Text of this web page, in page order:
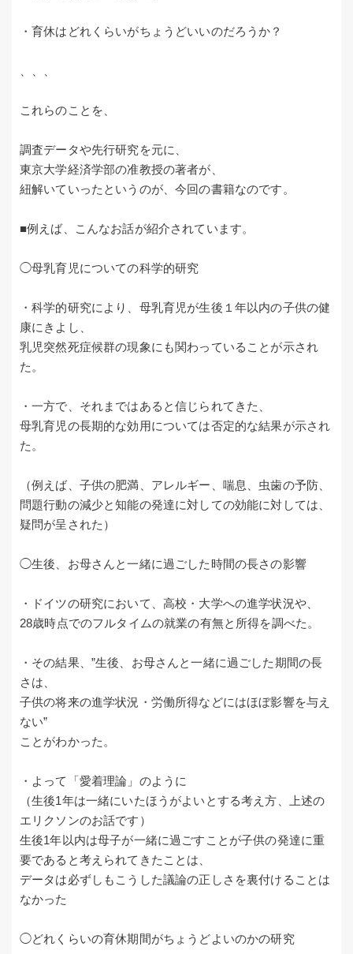
・育休はどれくらいがちょうどいいのだろうか？
これらのことを、
調査データや先行研究を元に、
東京大学経済学部の准教授の著者が、
紐解いていったというのが、今回の書籍なのです。
■例えば、こんなお話が紹介されています。
◯母乳育児についての科学的研究
・科学的研究により、母乳育児が生後１年以内の子供の健
康にきよし、
乳児突然死症候群の現象にも関わっていることが示され
た。
・一方で、それまではあると信じられてきた、
母乳育児の長期的な効用については否定的な結果が示され
た。
（例えば、子供の肥満、アレルギー、喘息、虫歯の予防、
問題行動の減少と知能の発達に対しての効能に対しては、
疑問が呈された）
◯生後、お母さんと一緒に過ごした時間の長さの影響
・ドイツの研究において、高校・大学への進学状況や、
28歳時点でのフルタイムの就業の有無と所得を調べた。
・その結果、”生後、お母さんと一緒に過ごした期間の長
さは、
子供の将来の進学状況・労働所得などにはほぼ影響を与え
ない”
ことがわかった。
・よって「愛着理論」のように
（生後1年は一緒にいたほうがよいとする考え方、上述の
エリクソンのお話です）
生後1年以内は母子が一緒に過ごすことが子供の発達に重
要であると考えられてきたことは、
データは必ずしもこうした議論の正しさを裏付けることは
なかった
◯どれくらいの育休期間がちょうどよいのかの研究